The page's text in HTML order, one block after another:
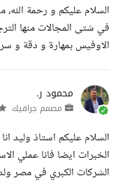
في شتى المجالات منها
الاوفيس بمهارة و دقة و
محمود ر.
مصمم جرافيك
السلام عليكم استاذ وليد
الشركات الكبري في مصر